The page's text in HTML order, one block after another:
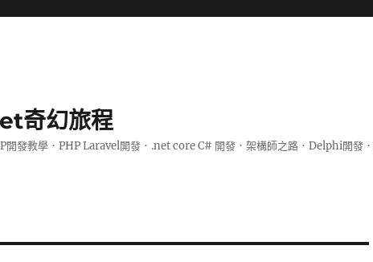
奇幻旅程
發教學．PHP Laravel開發．.net core C# 開發．架構師之路．Delphi開發